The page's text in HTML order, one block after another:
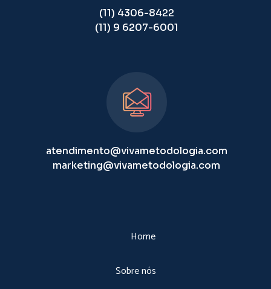
(11) 4306-8422
(11) 9 6207-6001
atendimento@vivametodologia.com
marketing@vivametodologia.com
Home
Sobre nós